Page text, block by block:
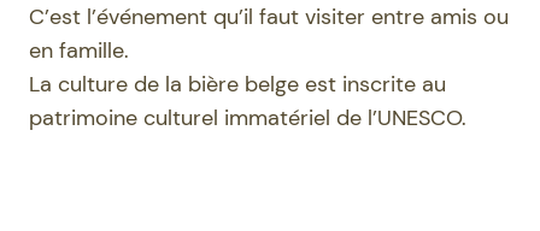
C’est l’événement qu’il faut visiter entre amis ou
en famille.
La culture de la bière belge est inscrite au
patrimoine culturel immatériel de l’UNESCO.